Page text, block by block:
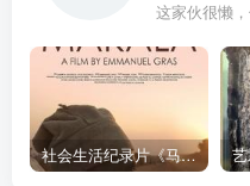
这家伙很懒
社会生活纪录片《马加拉 Makala》下载